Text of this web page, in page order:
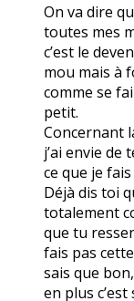
On va dire
toutes mes
c’est le
mou mais à
comme se
petit.
Concernant
j’ai envie de
ce que je
Déjà dis toi
totalement
que tu
fais pas
sais que
en plus